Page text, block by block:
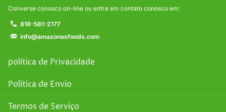
Converse conosco on-line ou entre em contato conosco em:
818-581-2177
info@amazonasfoods.com
política de Privacidade
Política de Envio
Termos de Serviço